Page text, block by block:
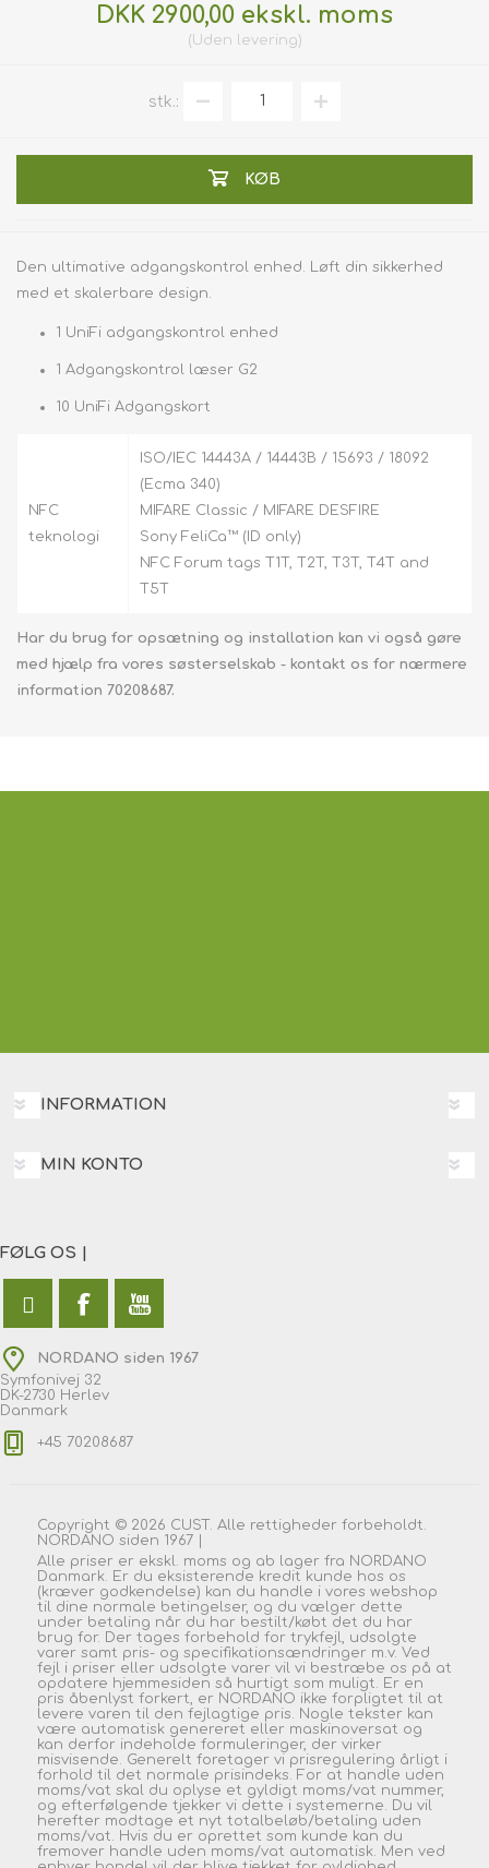
DKK 2900,00 ekskl. moms
Uden levering
stk.:
KØB
Den ultimative adgangskontrol enhed. Løft din sikkerhed
med et skalerbare design.
1 UniFi adgangskontrol enhed
1 Adgangskontrol læser G2
10 UniFi Adgangskort
NFC
teknologi
ISO/IEC 14443A / 14443B / 15693 / 18092
(Ecma 340)
MIFARE Classic / MIFARE DESFIRE
Sony FeliCa™ (ID only)
NFC Forum tags T1T, T2T, T3T, T4T and
T5T
Har du brug for opsætning og installation kan vi også gøre
med hjælp fra vores søsterselskab - kontakt os for nærmere
information 70208687.
INFORMATION
MIN KONTO
FØLG OS |
NORDANO siden 1967
Symfonivej 32
DK-2730 Herlev
Danmark
+45 70208687
Copyright © 2026 CUST. Alle rettigheder forbeholdt.
NORDANO siden 1967 |
Alle priser er ekskl. moms og ab lager fra NORDANO
Danmark. Er du eksisterende kredit kunde hos os
(kræver godkendelse) kan du handle i vores webshop
til dine normale betingelser, og du vælger dette
under betaling når du har bestilt/købt det du har
brug for. Der tages forbehold for trykfejl, udsolgte
varer samt pris- og specifikationsændringer m.v. Ved
fejl i priser eller udsolgte varer vil vi bestræbe os på at
opdatere hjemmesiden så hurtigt som muligt. Er en
pris åbenlyst forkert, er NORDANO ikke forpligtet til at
levere varen til den fejlagtige pris. Nogle tekster kan
være automatisk genereret eller maskinoversat og
kan derfor indeholde formuleringer, der virker
misvisende. Generelt foretager vi prisregulering årligt i
forhold til det normale prisindeks. For at handle uden
moms/vat skal du oplyse et gyldigt moms/vat nummer,
og efterfølgende tjekker vi dette i systemerne. Du vil
herefter modtage et nyt totalbeløb/betaling uden
moms/vat. Hvis du er oprettet som kunde kan du
fremover handle uden moms/vat automatisk. Men ved